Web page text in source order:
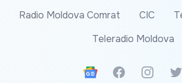
Radio Moldova Comrat
CIC
Teleradio Moldova
Google News
FacebookInstagram